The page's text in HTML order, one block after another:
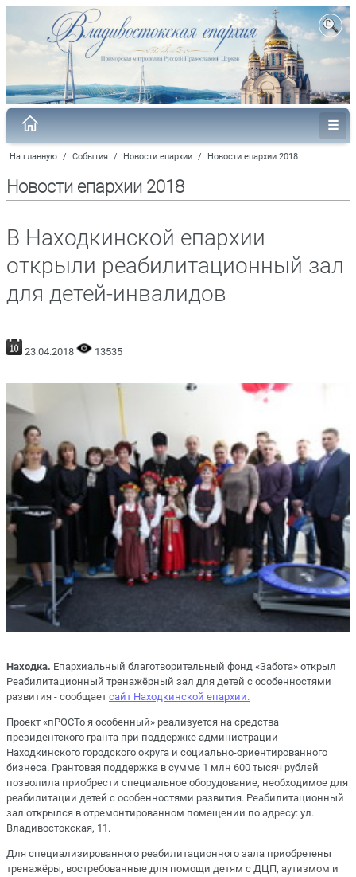
На главную / События / Новости епархии / Новости епархии 2018
Новости епархии 2018
В Находкинской епархии
открыли реабилитационный зал
для детей-инвалидов
23.04.2018 13535
Находка. Епархиальный благотворительный фонд «Забота» открыл
Реабилитационный тренажёрный зал для детей с особенностями
развития - сообщает сайт Находкинской епархии.
Проект «пРОСТо я особенный» реализуется на средства
президентского гранта при поддержке администрации
Находкинского городского округа и социально-ориентированного
бизнеса. Грантовая поддержка в сумме 1 млн 600 тысяч рублей
позволила приобрести специальное оборудование, необходимое для
реабилитации детей с особенностями развития. Реабилитационный
зал открылся в отремонтированном помещении по адресу: ул.
Владивостокская, 11.
Для специализированного реабилитационного зала приобретены
тренажёры, востребованные для помощи детям с ДЦП, аутизмом и